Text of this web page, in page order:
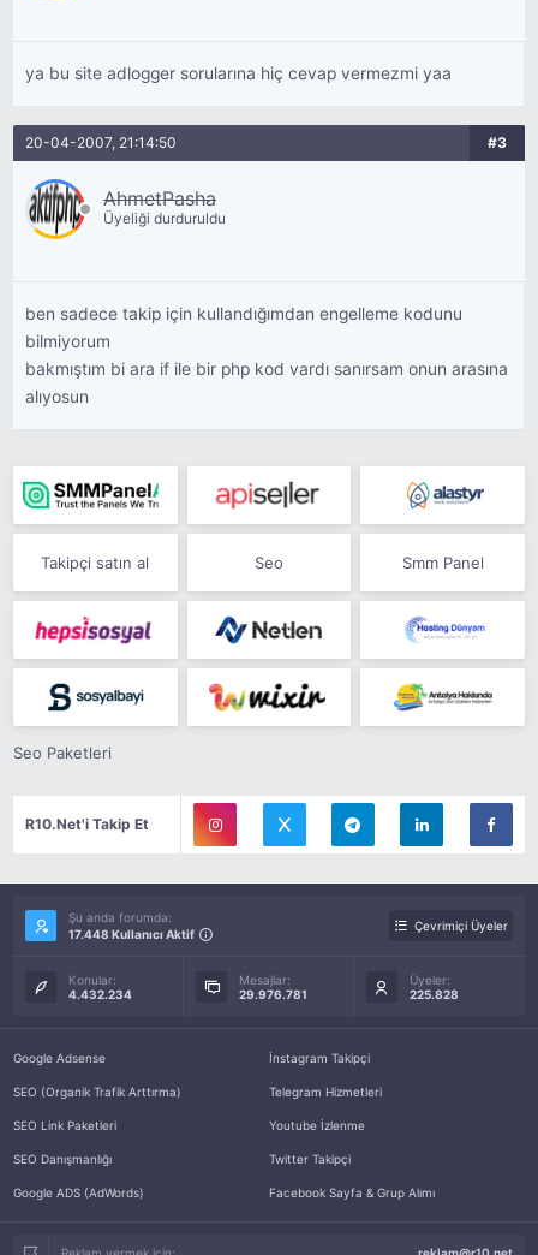
ya bu site adlogger sorularına hiç cevap vermezmi yaa
20-04-2007, 21:14:50 #3
AhmetPasha
Üyeliği durduruldu
ben sadece takip için kullandığımdan engelleme kodunu
bilmiyorum
bakmıştım bi ara if ile bir php kod vardı sanırsam onun arasına
alıyosun
Takipçi satın al Seo Smm Panel
Seo Paketleri
R10.Net'i Takip Et
Şu anda forumda:
17.448 Kullanıcı Aktif
Çevrimiçi Üyeler
Konular:
4.432.234
Mesajlar:
29.976.781
Üyeler:
225.828
Google Adsense
SEO (Organik Trafik Arttırma)
SEO Link Paketleri
SEO Danışmanlığı
Google ADS (AdWords)
İnstagram Takipçi
Telegram Hizmetleri
Youtube İzlenme
Twitter Takipçi
Facebook Sayfa & Grup Alımı